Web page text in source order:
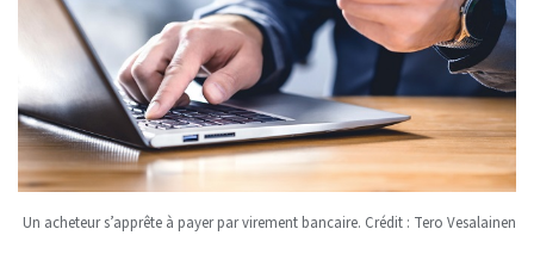
Un acheteur s’apprête à payer par virement bancaire. Crédit : Tero Vesalainen